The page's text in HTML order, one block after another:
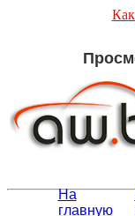
На
главную